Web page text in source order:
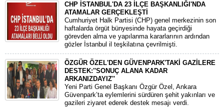
CHP İSTANBUL'DA 23 İLÇE BAŞKANLIĞI'NDA
ATAMALAR GERÇEKLEŞTİ
​Cumhuriyet Halk Partisi (CHP) genel merkezinin son
haftalarda örgüt bünyesinde hayata geçirdiği
görevden alma ve yapılanma kararlarının ardından
gözler İstanbul il teşkilatına çevrilmişti.
ÖZGÜR ÖZEL'DEN GÜVENPARK'TAKİ GAZİLERE
DESTEK:''SONUÇ ALANA KADAR
ARKANIZDAYIZ''
​Yeni Parti Genel Başkanı Özgür Özel, Ankara
Güvenpark’ta eylemlerini sürdüren şehit yakınları ve
gazileri ziyaret ederek destek mesajı verdi.